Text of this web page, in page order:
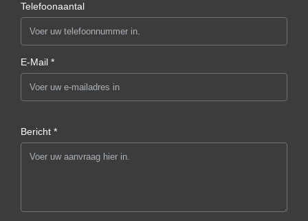
Telefoonaantal
E-Mail *
Bericht *